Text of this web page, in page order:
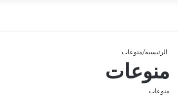
الرئيسية/منوعات
منوعات
منوعات